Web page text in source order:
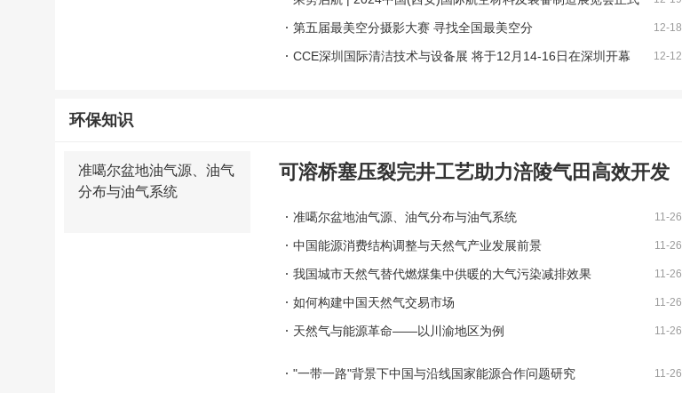
启动
12-18
第五届最美空分摄影大赛 寻找全国最美空分
12-12
CCE深圳国际清洁技术与设备展 将于12月14-16日在深圳开幕
环保知识
准噶尔盆地油气源、油气
分布与油气系统
可溶桥塞压裂完井工艺助力涪陵气田高效开发
11-26
准噶尔盆地油气源、油气分布与油气系统
11-26
中国能源消费结构调整与天然气产业发展前景
11-26
我国城市天然气替代燃煤集中供暖的大气污染减排效果
11-26
如何构建中国天然气交易市场
11-26
天然气与能源革命——以川渝地区为例
11-26
"一带一路"背景下中国与沿线国家能源合作问题研究